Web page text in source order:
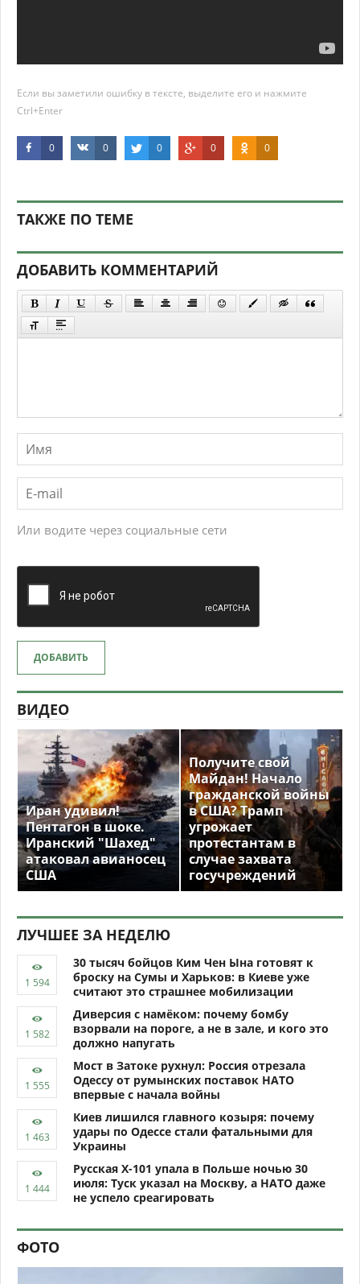
Если вы заметили ошибку в тексте, выделите его и нажмите
Ctrl+Enter
0 0 0 0 0
ТАКЖЕ ПО ТЕМЕ
ДОБАВИТЬ КОММЕНТАРИЙ
Или водите через социальные сети
ДОБАВИТЬ
ВИДЕО
Иран удивил!
Пентагон в шоке.
Иранский "Шахед"
атаковал авианосец
США
Получите свой
Майдан! Начало
гражданской войны
в США? Трамп
угрожает
протестантам в
случае захвата
госучреждений
ЛУЧШЕЕ ЗА НЕДЕЛЮ
30 тысяч бойцов Ким Чен Ына готовят к
броску на Сумы и Харьков: в Киеве уже
считают это страшнее мобилизации
Диверсия с намёком: почему бомбу
взорвали на пороге, а не в зале, и кого это
должно напугать
Мост в Затоке рухнул: Россия отрезала
Одессу от румынских поставок НАТО
впервые с начала войны
Киев лишился главного козыря: почему
удары по Одессе стали фатальными для
Украины
Русская Х-101 упала в Польше ночью 30
июля: Туск указал на Москву, а НАТО даже
не успело среагировать
ФОТО